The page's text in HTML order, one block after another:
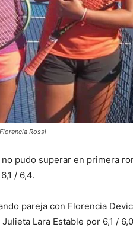
Rossi
pudo superar en primera
/ 6,4.
pareja con Florencia
Lara Estable por 6,1 /